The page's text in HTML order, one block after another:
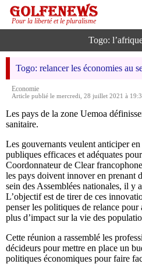
Pour la liberté et le pluralisme
Togo:
Togo: relancer les économies au
Economie
Article publié le mercredi, 28 juillet 2021 à
Les pays de la zone Uemoa
sanitaire.
Les gouvernants veulent anticiper
publiques efficaces et adéquates
Coordonnateur de Clear
les pays doivent innover en prenant
sein des Assemblées nationales, il y
L’objectif est de tirer de ces
penser les politiques de relance
plus d’impact sur la vie des
Cette réunion a rassemblé les
décideurs pour mettre en place un
politiques économiques pour faire